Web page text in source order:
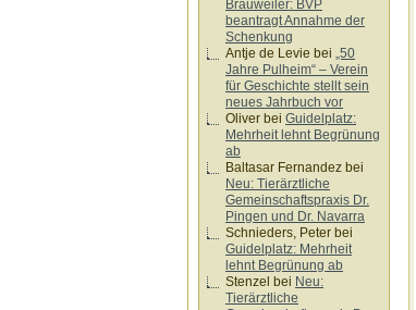
Brauweiler: BVP
beantragt Annahme der
Schenkung
Antje de Levie bei „50
Jahre Pulheim“ – Verein
für Geschichte stellt sein
neues Jahrbuch vor
Oliver bei Guidelplatz:
Mehrheit lehnt Begrünung
ab
Baltasar Fernandez bei
Neu: Tierärztliche
Gemeinschaftspraxis Dr.
Pingen und Dr. Navarra
Schnieders, Peter bei
Guidelplatz: Mehrheit
lehnt Begrünung ab
Stenzel bei Neu:
Tierärztliche